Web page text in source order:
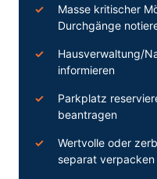
Masse kritischer
Durchgänge
Hausverwaltung/
informieren
Parkplatz
beantragen
Wertvolle oder
separat verpacken